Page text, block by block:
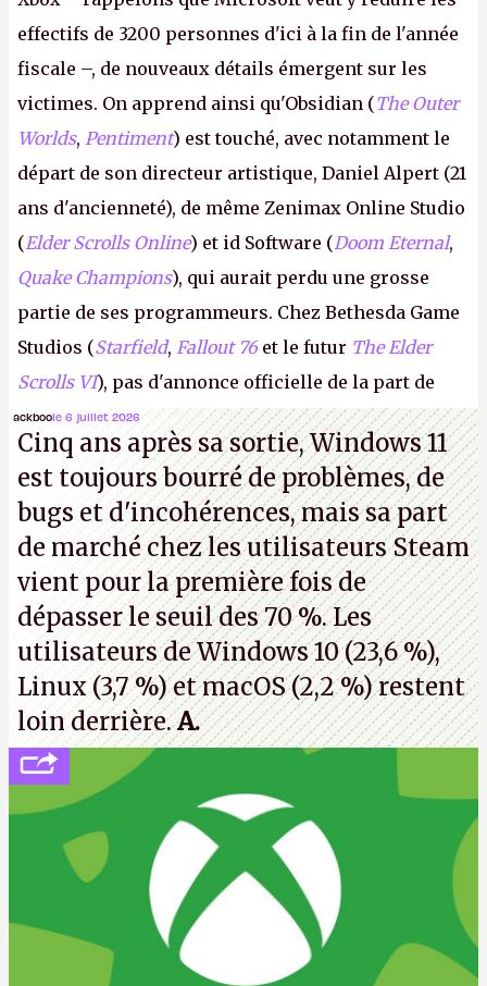
effectifs de 3200 personnes d'ici à la fin de l'année
fiscale –, de nouveaux détails émergent sur les
victimes. On apprend ainsi qu'Obsidian (The Outer
Worlds, Pentiment) est touché, avec notamment le
départ de son directeur artistique, Daniel Alpert (21
ans d'ancienneté), de même Zenimax Online Studio
(Elder Scrolls Online) et id Software (Doom Eternal,
Quake Champions), qui aurait perdu une grosse
partie de ses programmeurs. Chez Bethesda Game
Studios (Starfield, Fallout 76 et le futur The Elder
Scrolls VI), pas d'annonce officielle de la part de
Microsoft, mais le syndicat des employés confirme
de nombreux licenciements.A.
ackboole 6 juillet 2026
Cinq ans après sa sortie, Windows 11
est toujours bourré de problèmes, de
bugs et d'incohérences, mais sa part
de marché chez les utilisateurs Steam
vient pour la première fois de
dépasser le seuil des 70 %. Les
utilisateurs de Windows 10 (23,6 %),
Linux (3,7 %) et macOS (2,2 %) restent
loin derrière.A.